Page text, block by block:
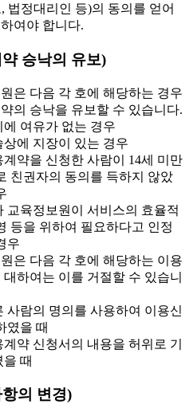
법정대리인 등)의 동의를 얻어
여야 합니다.
승낙의 유보)
은 다음 각 호에 해당하는 경우
의 승낙을 유보할 수 있습니다.
에 여유가 없는 경우
상에 지장이 있는 경우
계약을 신청한 사람이 14세 미만
친권자의 동의를 득하지 않았
교육정보원이 서비스의 효율적
등을 위하여 필요하다고 인정
우
은 다음 각 호에 해당하는 이용
하여는 이를 거절할 수 있습니
사람의 명의를 사용하여 이용신
였을 때
계약 신청서의 내용을 허위로 기
때
의 변경)